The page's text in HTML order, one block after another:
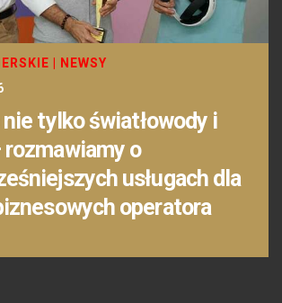
NEWSY
tylko światłowody i
o
usługach dla
operatora